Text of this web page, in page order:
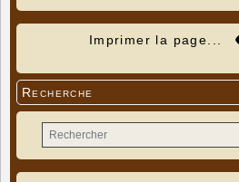
Imprimer la page...
Recherche